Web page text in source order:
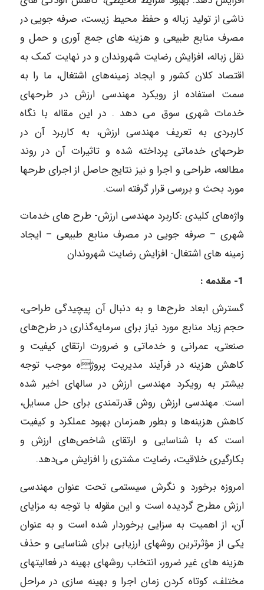
ناشی از تولید زباله و حفظ محیط زیست، صرفه جویی در
مصرف منابع طبیعی و هزینه های جمع آوری و حمل و
نقل زباله، افزایش رضایت شهروندان و در نهایت کمک به
اقتصاد کلان کشور و ایجاد زمینه‌های اشتغال، ما را به
سمت استفاده از رویکرد مهندسی ارزش در طرحهای
خدمات شهری سوق می دهد . در این مقاله با نگاه
کاربردی به تعریف مهندسی ارزش، به کاربرد آن در
طرحهای خدماتی پرداخته شده و تاثیرات آن در روند
مطالعه، طراحی و اجرا و نیز نتایج حاصل از اجرای طرحها
مورد بحث و بررسی قرار گرفته است.
واژه‌های کلیدی :کاربرد مهندسی ارزش- طرح های خدمات
شهری – صرفه جویی در مصرف منابع طبیعی – ایجاد
زمینه های اشتغال- افزایش رضایت شهروندان
1- مقدمه :
گسترش ابعاد طرح‌ها و به دنبال آن پیچیدگی طراحی،
حجم زیاد منابع مورد نیاز برای سرمایه‌گذاری در طرح‌های
صنعتی، عمرانی و خدماتی و ضرورت ارتقای کیفیت و
کاهش هزینه در فرآیند مدیریت پروژه موجب توجه
بیشتر به رویکرد مهندسی ارزش در سالهای اخیر شده
است. مهندسی ارزش روش قدرتمندی برای حل مسایل،
کاهش هزینه‌ها و بطور همزمان بهبود عملکرد و کیفیت
است که با شناسایی و ارتقای شاخص‌های ارزش و
بکارگیری خلاقیت، رضایت مشتری را افزایش می‌دهد.
امروزه برخورد و نگرش سیستمی تحت عنوان مهندسی
ارزش مطرح گردیده است و این مقوله با توجه به مزایای
آن، از اهمیت به سزایی برخوردار شده است و به عنوان
یکی از مؤثرترین روشهای ارزیابی برای شناسایی و حذف
هزینه های غیر ضرور، انتخاب روشهای بهینه در فعالیتهای
مختلف، کوتاه کردن زمان اجرا و بهینه سازی در مراحل